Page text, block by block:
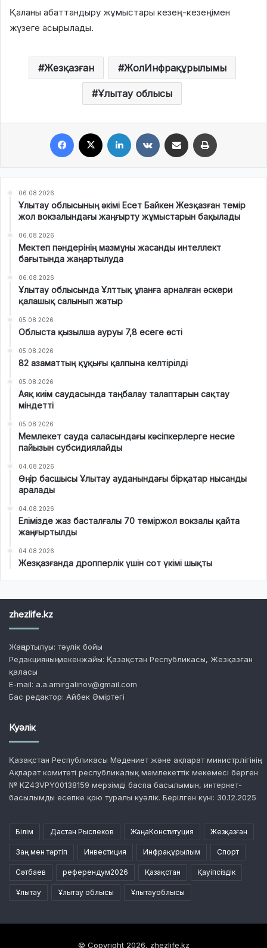
Қаланы абаттандыру жұмыстары кезең-кезеңімен
жүзеге асырылады.
Жезқазған ЖолИнфрақұрылымы
Ұлытау облысы
06.08.2026
Ұлытау облысының әкімі Есет Байкен Жезқазған темір
жол вокзалындағы жаңғырту жұмыстарын бақылады
06.08.2026
Мектеп пәндерінің мазмұны жасанды интеллект
бағытында жаңартылуда
06.08.2026
Ұлытау облысында Ұлттық ұланға арналған әскери
қалашық салынып жатыр
05.08.2026
Облыста қызылша ауруы 7,8 есеге өсті
05.08.2026
82 азаматтың құқығы қалпына келтірілді
05.08.2026
Аяқ киім саудасында таңбалау талаптарын сақтау
міндетті
05.08.2026
Мемлекет сауда саласындағы кәсіпкерлерге несие
пайызын субсидиялайды
04.08.2026
Өңір басшысы Ұлытау ауданындағы бірқатар нысанды
аралады
04.08.2026
Елімізде жаз басталғалы 70 теміржол вокзалы қайта
жаңғыртылды
04.08.2026
Жезқазғанда дропперлік үшін сот үкімі шықты
zhezlife.kz
Жаңартылуы: тәулік бойы
Редакцияның мекенжайы: Қазақстан Республикасы, Жезқазған
қаласы
E-mail: a.a.amirgalinov@gmail.com
Бас редактор: Айбек Әміртегі
Куәлік
Қазақстан Республикасы Мәдениет және ақпарат министрлігінің
Ақпарат комитеті республикалық мемлекеттік мекемесі берген
№ KZ43VPY00138159 мерзімді баспа басылымын, интернет-
басылымды есепке қою туралы куәлік. Берілген күні: 30.12.2025
Білім Дастан Рыспеков ЖаңаКонституция Жезқазған
Заң мен тәртіп Инвестиция Инфрақұрылым Спорт
Сәтбаев референдум2026 Қазақстан Қауіпсіздік
Ұлытау Ұлытау облысы Ұлытауоблысы
© Copyright 2026, zhezlife.kz